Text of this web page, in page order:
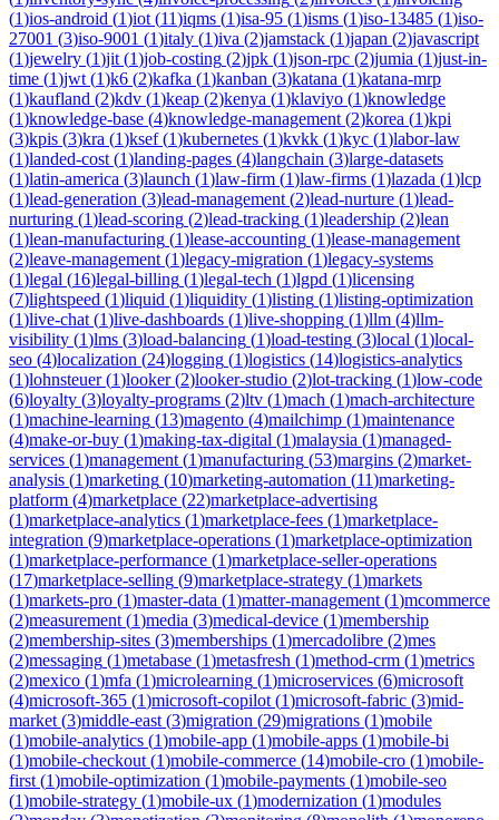
(1)ios-android (1)iot (11)iqms (1)isa-95 (1)isms (1)iso-13485 (1)iso-
27001 (3)iso-9001 (1)italy (1)iva (2)jamstack (1)japan (2)javascript
(1)jewelry (1)jit (1)job-costing (2)jpk (1)json-rpc (2)jumia (1)just-in-
time (1)jwt (1)k6 (2)kafka (1)kanban (3)katana (1)katana-mrp
(1)kaufland (2)kdv (1)keap (2)kenya (1)klaviyo (1)knowledge
(1)knowledge-base (4)knowledge-management (2)korea (1)kpi
(3)kpis (3)kra (1)ksef(1)kubernetes (1)kvkk (1)kyc (1)labor-law
(1)landed-cost (1)landing-pages (4)langchain (3)large-datasets
(1)latin-america (3)launch (1)law-firm (1)law-firms (1)lazada (1)lcp
(1)lead-generation (3)lead-management (2)lead-nurture (1)lead-
nurturing (1)lead-scoring (2)lead-tracking (1)leadership (2)lean
(1)lean-manufacturing (1)lease-accounting (1)lease-management
(2)leave-management (1)legacy-migration (1)legacy-systems
(1)legal (16)legal-billing (1)legal-tech (1)lgpd (1)licensing
(7)lightspeed (1)liquid (1)liquidity (1)listing (1)listing-optimization
(1)live-chat (1)live-dashboards (1)live-shopping (1)llm (4)llm-
visibility (1)lms (3)load-balancing (1)load-testing (3)local (1)local-
seo (4)localization (24)logging (1)logistics (14)logistics-analytics
(1)lohnsteuer(1)looker(2)looker-studio (2)lot-tracking (1)low-code
(6)loyalty (3)loyalty-programs (2)ltv (1)mach (1)mach-architecture
(1)machine-learning (13)magento (4)mailchimp (1)maintenance
(4)make-or-buy (1)making-tax-digital (1)malaysia (1)managed-
services (1)management (1)manufacturing (53)margins (2)market-
analysis (1)marketing (10)marketing-automation (11)marketing-
platform (4)marketplace (22)marketplace-advertising
(1)marketplace-analytics (1)marketplace-fees (1)marketplace-
integration (9)marketplace-operations (1)marketplace-optimization
(1)marketplace-performance (1)marketplace-seller-operations
(17)marketplace-selling (9)marketplace-strategy (1)markets
(1)markets-pro (1)master-data (1)matter-management (1)mcommerce
(2)measurement (1)media (3)medical-device (1)membership
(2)membership-sites (3)memberships (1)mercadolibre (2)mes
(2)messaging (1)metabase (1)metasfresh (1)method-crm (1)metrics
(2)mexico (1)mfa (1)microlearning (1)microservices (6)microsoft
(4)microsoft-365 (1)microsoft-copilot (1)microsoft-fabric (3)mid-
market (3)middle-east (3)migration (29)migrations (1)mobile
(1)mobile-analytics (1)mobile-app (1)mobile-apps (1)mobile-bi
(1)mobile-checkout (1)mobile-commerce (14)mobile-cro (1)mobile-
first (1)mobile-optimization (1)mobile-payments (1)mobile-seo
(1)mobile-strategy (1)mobile-ux (1)modernization (1)modules